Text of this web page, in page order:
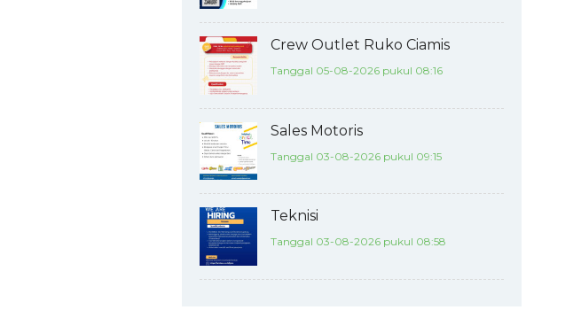
Crew Outlet Ruko Ciamis
Tanggal 05-08-2026 pukul 08:16
Sales Motoris
Tanggal 03-08-2026 pukul 09:15
Teknisi
Tanggal 03-08-2026 pukul 08:58